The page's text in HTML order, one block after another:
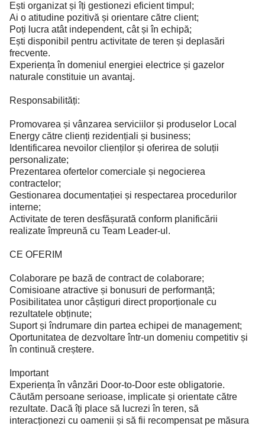
Ești organizat și îți gestionezi eficient timpul;
Ai o atitudine pozitivă și orientare către client;
Poți lucra atât independent, cât și în echipă;
Ești disponibil pentru activitate de teren și deplasări
frecvente.
Experiența în domeniul energiei electrice și gazelor
naturale constituie un avantaj.
Responsabilități:
Promovarea și vânzarea serviciilor și produselor Local
Energy către clienți rezidențiali și business;
Identificarea nevoilor clienților și oferirea de soluții
personalizate;
Prezentarea ofertelor comerciale și negocierea
contractelor;
Gestionarea documentației și respectarea procedurilor
interne;
Activitate de teren desfășurată conform planificării
realizate împreună cu Team Leader-ul.
CE OFERIM
Colaborare pe bază de contract de colaborare;
Comisioane atractive și bonusuri de performanță;
Posibilitatea unor câștiguri direct proporționale cu
rezultatele obținute;
Suport și îndrumare din partea echipei de management;
Oportunitatea de dezvoltare într-un domeniu competitiv și
în continuă creștere.
Important
Experiența în vânzări Door-to-Door este obligatorie.
Căutăm persoane serioase, implicate și orientate către
rezultate. Dacă îți place să lucrezi în teren, să
interacționezi cu oamenii și să fii recompensat pe măsura